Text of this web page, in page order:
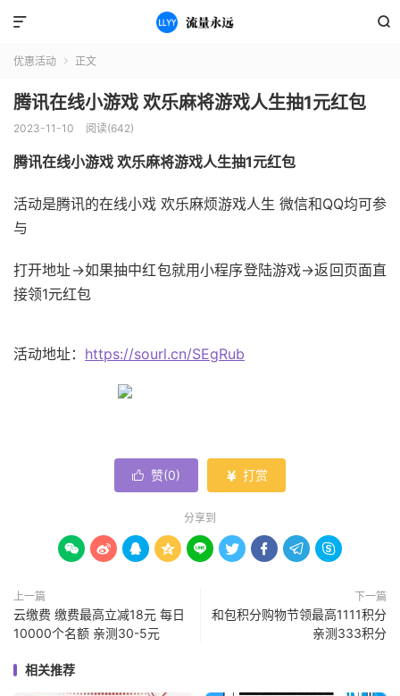


优惠活动  正文
腾讯在线小游戏 欢乐麻将游戏人生抽1元红包
2023-11-10 阅读(642)
腾讯在线小游戏 欢乐麻将游戏人生抽1元红包
活动是腾讯的在线小戏 欢乐麻烦游戏人生 微信和QQ均可参
与
打开地址->如果抽中红包就用小程序登陆游戏->返回页面直
接领1元红包
活动地址： https://sourl.cn/SEgRub
 赞(0)  打赏
分享到
        
上一篇
云缴费 缴费最高立减18元 每日
10000个名额 亲测30-5元
下一篇
和包积分购物节领最高1111积分
亲测333积分
相关推荐